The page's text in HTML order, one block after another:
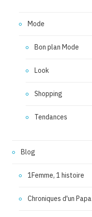
Mode
Bon plan Mode
Look
Shopping
Tendances
Blog
1Femme, 1 histoire
Chroniques d'un Papa